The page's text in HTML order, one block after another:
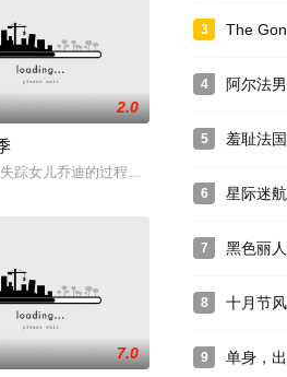
斯·帕蒂弗(《关键第4号》《猫王与尼克
士与龙》发布预告，毕竟是钟叔，画风蛮
2.0
踪女儿乔迪的过程中，耐莉将竭尽全力揭
7.0
3 The
4 阿尔法
5 羞耻法
6 星际迷
7 黑色丽
8 十月节
9 单身，